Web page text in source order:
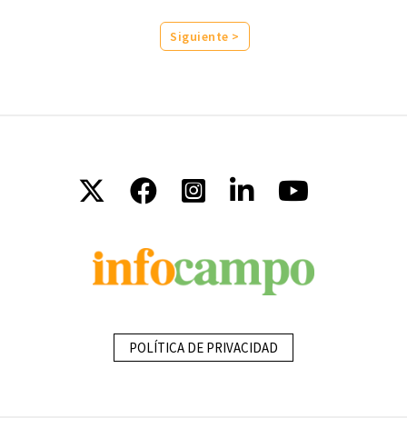
Siguiente >
POLÍTICA DE PRIVACIDAD